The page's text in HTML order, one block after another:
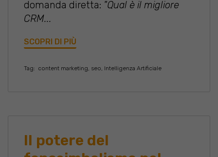
domanda diretta: "Qual è il migliore
CRM...
SCOPRI DI PIÙ
Tag: content marketing seo Intelligenza Artificiale
Il potere del